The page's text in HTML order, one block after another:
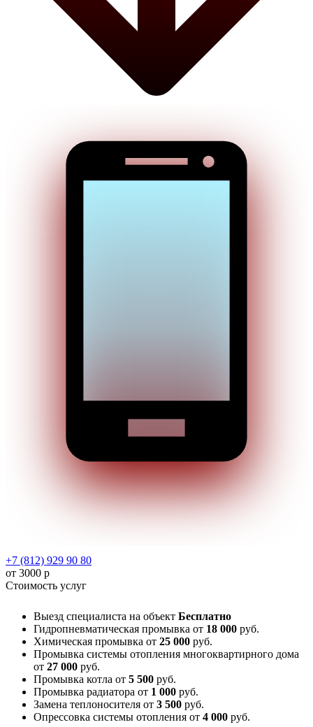
+7 (812) 929 90 80
от 3000 р
Стоимость услуг
Выезд специалиста на объект Бесплатно
Гидропневматическая промывка от 18 000 руб.
Химическая промывка от 25 000 руб.
Промывка системы отопления многоквартирного дома
от 27 000 руб.
Промывка котла от 5 500 руб.
Промывка радиатора от 1 000 руб.
Замена теплоносителя от 3 500 руб.
Опрессовка системы отопления от 4 000 руб.